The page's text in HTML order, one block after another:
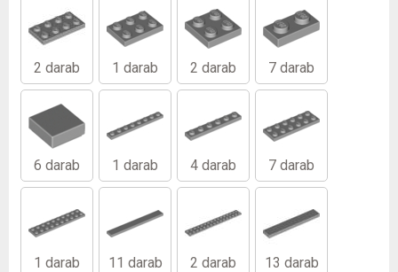
2 darab 1 darab 2 darab 7 darab
6 darab 1 darab 4 darab 7 darab
1 darab 11 darab 2 darab 13 darab